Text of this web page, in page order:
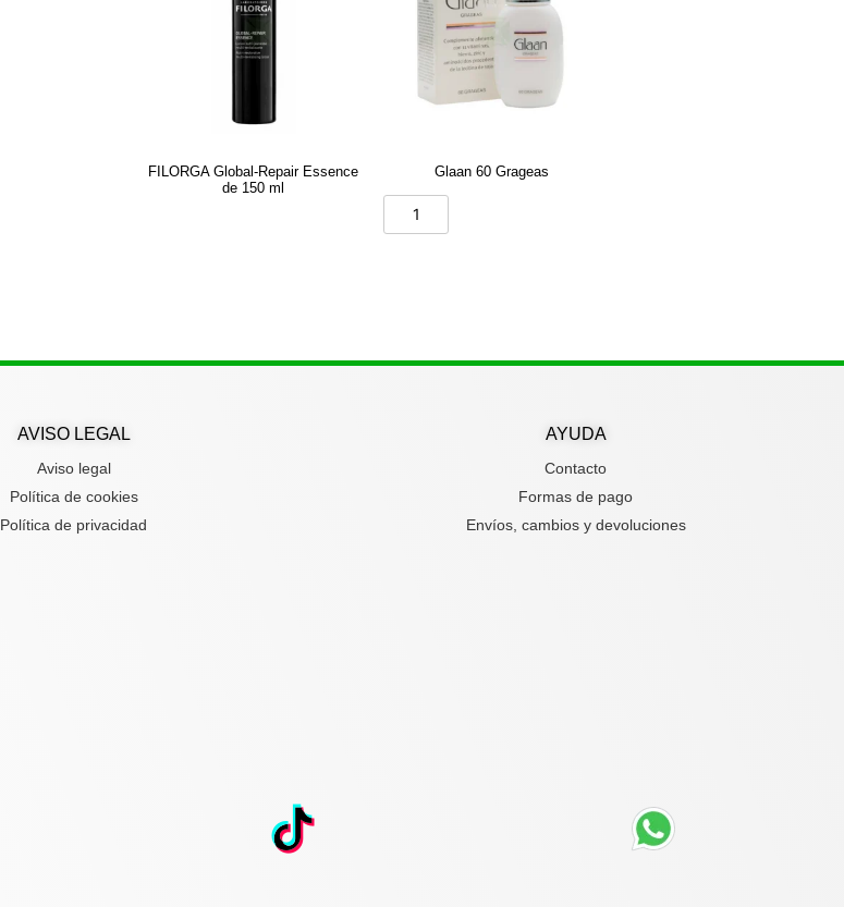
FILORGA Global-Repair Essence
de 150 ml
Glaan 60 Grageas
AVISO LEGAL
Aviso legal
Política de cookies
Política de privacidad
AYUDA
Contacto
Formas de pago
Envíos, cambios y devoluciones